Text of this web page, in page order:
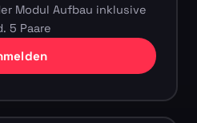
Modul Aufbau inklusive
5 Paare